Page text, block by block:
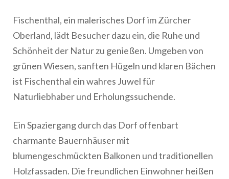
Fischenthal, ein malerisches Dorf im Zürcher
Oberland, lädt Besucher dazu ein, die Ruhe und
Schönheit der Natur zu genießen. Umgeben von
grünen Wiesen, sanften Hügeln und klaren Bächen
ist Fischenthal ein wahres Juwel für
Naturliebhaber und Erholungssuchende.
Ein Spaziergang durch das Dorf offenbart
charmante Bauernhäuser mit
blumengeschmückten Balkonen und traditionellen
Holzfassaden. Die freundlichen Einwohner heißen